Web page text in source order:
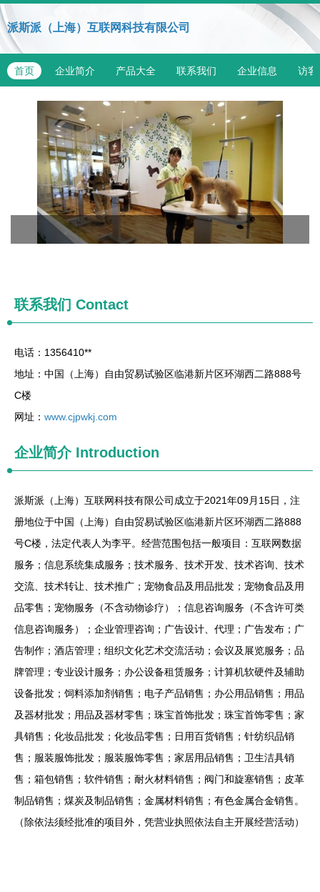
派斯派（上海）互联网科技有限公司
首页 企业简介 产品大全 联系我们 企业信息 访客
联系我们 Contact
电话：1356410**
地址：中国（上海）自由贸易试验区临港新片区环湖西二路888号
C楼
网址： www.cjpwkj.com
企业简介Introduction
派斯派（上海）互联网科技有限公司成立于2021年09月15日，注
册地位于中国（上海）自由贸易试验区临港新片区环湖西二路888
号C楼，法定代表人为李平。经营范围包括一般项目：互联网数据
服务；信息系统集成服务；技术服务、技术开发、技术咨询、技术
交流、技术转让、技术推广；宠物食品及用品批发；宠物食品及用
品零售；宠物服务（不含动物诊疗）；信息咨询服务（不含许可类
信息咨询服务）；企业管理咨询；广告设计、代理；广告发布；广
告制作；酒店管理；组织文化艺术交流活动；会议及展览服务；品
牌管理；专业设计服务；办公设备租赁服务；计算机软硬件及辅助
设备批发；饲料添加剂销售；电子产品销售；办公用品销售；用品
及器材批发；用品及器材零售；珠宝首饰批发；珠宝首饰零售；家
具销售；化妆品批发；化妆品零售；日用百货销售；针纺织品销
售；服装服饰批发；服装服饰零售；家居用品销售；卫生洁具销
售；箱包销售；软件销售；耐火材料销售；阀门和旋塞销售；皮革
制品销售；煤炭及制品销售；金属材料销售；有色金属合金销售。
（除依法须经批准的项目外，凭营业执照依法自主开展经营活动）